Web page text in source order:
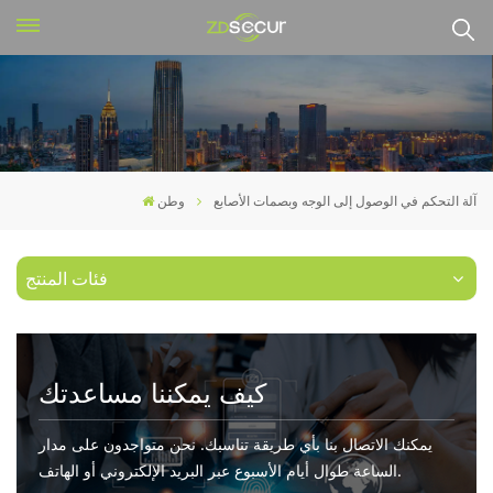
وطن آلة التحكم في الوصول إلى الوجه وبصمات الأصابع
فئات المنتج
كيف يمكننا مساعدتك
يمكنك الاتصال بنا بأي طريقة تناسبك. نحن متواجدون على مدار
الساعة طوال أيام الأسبوع عبر البريد الإلكتروني أو الهاتف.